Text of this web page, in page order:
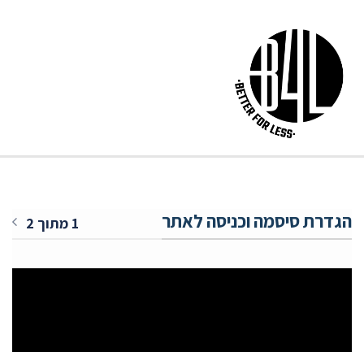
הגדרת סיסמה וכניסה לאתר 1 מתוך 2